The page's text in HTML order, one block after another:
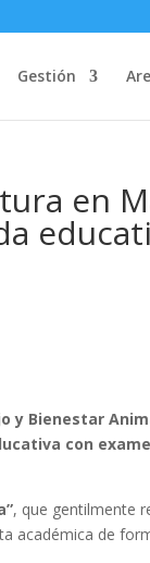
Gestión
en
y Bienestar
con
, que gentilmente
académica de